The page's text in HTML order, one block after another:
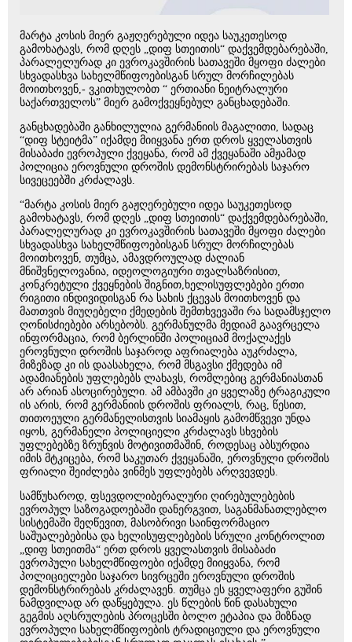
მარტა კოსის მიერ გაჟღერებული იდეა საუკეთესოდ
გამოხატავს, რომ დღეს „დიფ სთეითის“ დაქვემდებარებაში,
პარალელურად კი ევროკავშირის სათავეში მყოფი ძალები
სხვადასხვა სახელმწიფოებისგან სრულ მორჩილებას
მოითხოვენ,- ვკითხულობთ “ ერთიანი ნეიტრალური
საქართველოს” მიერ გამოქვეყნებულ განცხადებაში.
განცხადებაში განხილულია გერმანიის მაგალითი, სადაც
“დიფ სტეიტმა” იქამდე მიიყვანა ერთ დროს ყველასთვის
მისაბაძი ევროპული ქვეყანა, რომ ამ ქვეყანაში ამჟამად
პოლიცია ეროვნული დროშის დემონსტრირებას საჯარო
სივეცეებში კრძალავს.
“მარტა კოსის მიერ გაჟღერებული იდეა საუკეთესოდ
გამოხატავს, რომ დღეს „დიფ სთეითის“ დაქვემდებარებაში,
პარალელურად კი ევროკავშირის სათავეში მყოფი ძალები
სხვადასხვა სახელმწიფოებისგან სრულ მორჩილებას
მოითხოვენ, თუმცა, ამავდროულად ძალიან
მნიშვნელოვანია, იდეოლოგიური თვალსაზრისით,
კონკრეტული ქვეყნების შიგნით,ხელისუფლებები ერთი
რიგითი ინდივიდისგან რა სახის ქცევას მოითხოვენ და
მათთვის მიუღებელი ქმედების შემთხვევაში რა სადამსჯელო
ღონისძიებები არსებობს. გერმანულმა მედიამ გაავრცელა
ინფორმაცია, რომ ბერლინში პოლიციამ მოქალაქეს
ეროვნული დროშის საჯაროდ აფრიალება აუკრძალა,
მიზეზად კი ის დაასახელა, რომ მსგავსი ქმედება იმ
ადამიანების უფლებებს ლახავს, რომლებიც გერმანიასთან
არ არიან ასოცირებული. ამ ამბავში კი ყველაზე ტრაგიკული
ის არის, რომ გერმანიის დროშის ფრიალს, რაც, წესით,
თითოეული გერმანელისთვის სიამაყის გამომწვევი უნდა
იყოს, გერმანელი პოლიციელი კრძალავს სხვების
უფლებებზე ზრუნვის მოტივითმაშინ, როდესაც აბსურდია
იმის მტკიცება, რომ საკუთარ ქვეყანაში, ეროვნული დროშის
ფრიალი შეიძლება ვინმეს უფლებებს არღვევდეს.
სამწუხაროდ, ფსევდოლიბერალური ღირებულებების
ევროპულ საზოგადოებაში დანერგვით, საგანმანათლებლო
სისტემაში შეღწევით, მასობრივი საინფორმაციო
საშუალებებისა და ხელისუფლებების სრული კონტროლით
„დიფ სთეითმა“ ერთ დროს ყველასთვის მისაბაძი
ევროპული სახელმწიფოები იქამდე მიიყვანა, რომ
პოლიციელები საჯარო სივრცეში ეროვნული დროშის
დემონსტრირებას კრძალავენ. თუმცა ეს ყველაფერი გუშინ
ნამდვილად არ დაწყებულა. ეს წლების წინ დასახული
გეგმის აღსრულების პროცესში ბოლო ეტაპია და მიზნად
ევროპული სახელმწიფოების ტრადიციული და ეროვნული